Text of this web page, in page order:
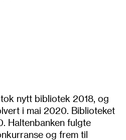
nytt bibliotek 2018, og
i mai 2020. Biblioteket
Haltenbanken fulgte
og frem til